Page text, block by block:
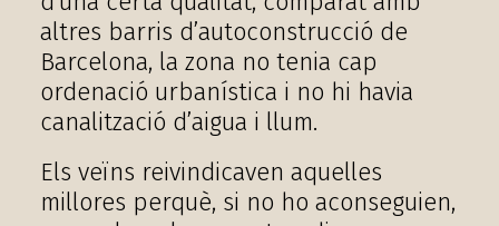
altres barris d’autoconstrucció de
Barcelona, la zona no tenia cap
ordenació urbanística i no hi havia
canalització d’aigua i llum.
Els veïns reivindicaven aquelles
millores perquè, si no ho aconseguien,